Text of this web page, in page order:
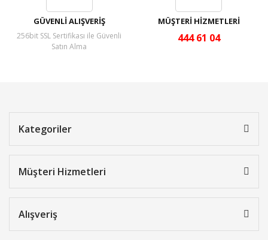
GÜVENLİ ALIŞVERİŞ
256bit SSL Sertifikası ile Güvenli
Satın Alma
MÜŞTERİ HİZMETLERİ
444 61 04
Kategoriler
Müşteri Hizmetleri
Alışveriş